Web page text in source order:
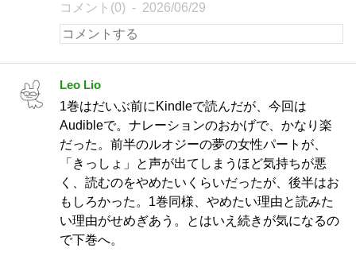
コメント(0) 2026/06/29
Leo Lio
1巻はだいぶ前にKindleで読んだが、今回は
Audibleで。ナレーションのおかげで、かなり楽
だった。前半のルオジーの夢の女性パートが、
「きっしょ」と声が出てしまうほど気持ちが悪
く、読むのをやめたいくらいだったが、後半はお
もしろかった。1巻同様、やめたい理由と読みた
い理由がせめぎあう。とはいえ続きが気になるの
で下巻へ。